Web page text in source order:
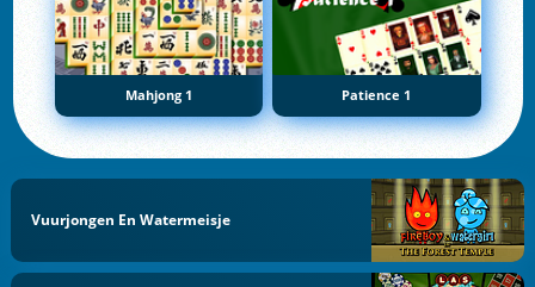
Mahjong 1 Patience 1
Vuurjongen En Watermeisje